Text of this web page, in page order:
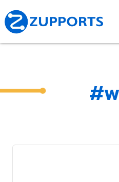
#